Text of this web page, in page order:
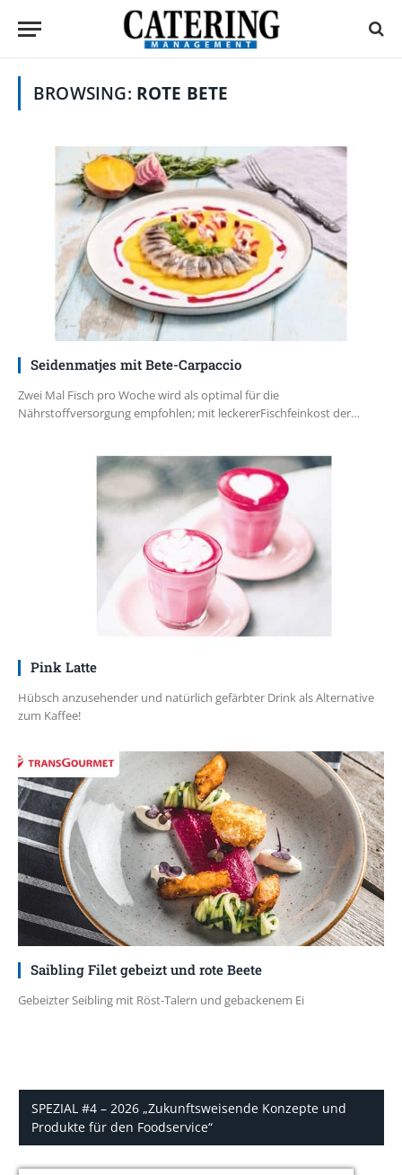
BROWSING: ROTE BETE
Seidenmatjes mit Bete-Carpaccio
Zwei Mal Fisch pro Woche wird als optimal für die
Nährstoffversorgung empfohlen; mit leckererFischfeinkost der…
Pink Latte
Hübsch anzusehender und natürlich gefärbter Drink als Alternative
zum Kaffee!
Saibling Filet gebeizt und rote Beete
Gebeizter Seibling mit Röst-Talern und gebackenem Ei
SPEZIAL #4 – 2026 „Zukunftsweisende Konzepte und
Produkte für den Foodservice“